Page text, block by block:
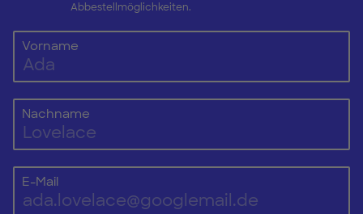
Abbestellmöglichkeiten.
Vorname
Nachname
E-Mail